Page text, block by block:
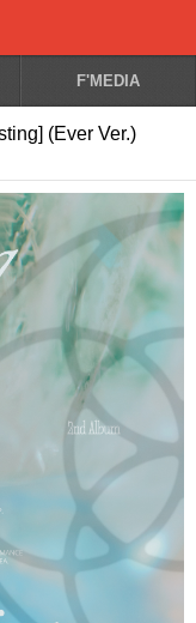
F'MEDIA
(Ever Ver.)